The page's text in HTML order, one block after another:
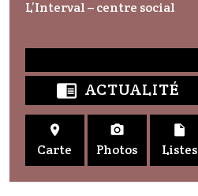
L’Interval – centre social
 ACTUALITÉ

Carte

Photos

Listes